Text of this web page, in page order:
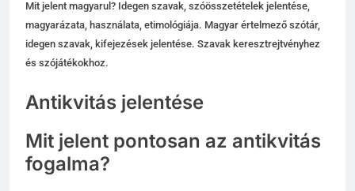
Mit jelent magyarul? Idegen szavak, szóösszetételek jelentése,
magyarázata, használata, etimológiája. Magyar értelmező szótár,
idegen szavak, kifejezések jelentése. Szavak keresztrejtvényhez
és szójátékokhoz.
Antikvitás jelentése
Mit jelent pontosan az antikvitás
fogalma?